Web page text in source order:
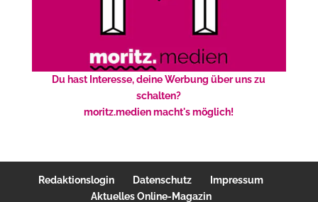
Du hast Interesse, deine Werbung über uns zu
schalten?
moritz.medien macht's möglich!
Redaktionslogin Datenschutz
Impressum
Aktuelles Online-Magazin